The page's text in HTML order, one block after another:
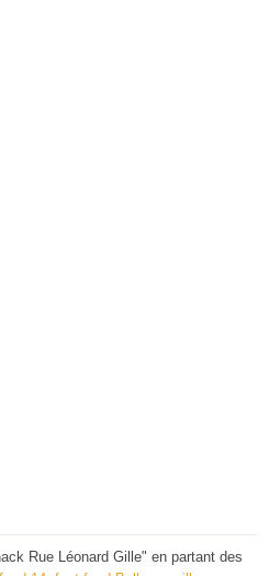
Rue Léonard Gille" en partant des